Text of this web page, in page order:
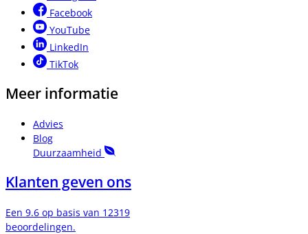
Facebook
YouTube
LinkedIn
TikTok
Meer informatie
Advies
Blog
Duurzaamheid
Klanten geven ons
Een 9.6 op basis van 12319
beoordelingen.